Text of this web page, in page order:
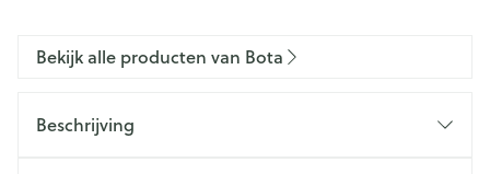
Bekijk alle producten van Bota
Beschrijving